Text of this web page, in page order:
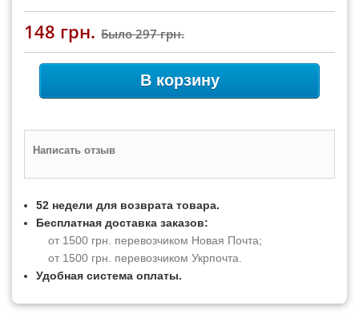
148 грн. Было297 грн.
В корзину
Написать отзыв
52 недели для возврата товара.
Бесплатная доставка заказов:
от 1500 грн. перевозчиком Новая Почта;
от 1500 грн. перевозчиком Укрпочта.
Удобная система оплаты.